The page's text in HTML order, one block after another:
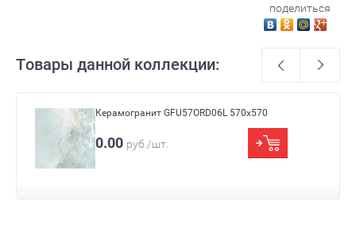
поделиться
Товары данной коллекции:
Керамогранит GFU57ORD06L 570x570
Назначение
0.00 руб./шт.